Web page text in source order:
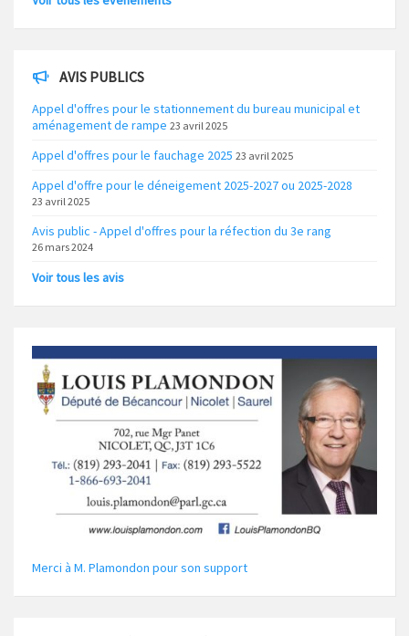
AVIS PUBLICS
Appel d'offres pour le stationnement du bureau municipal et
aménagement de rampe 23 avril 2025
Appel d'offres pour le fauchage 2025 23 avril 2025
Appel d'offre pour le déneigement 2025-2027 ou 2025-2028
23 avril 2025
Avis public - Appel d'offres pour la réfection du 3e rang
26 mars 2024
Voir tous les avis
Merci à M. Plamondon pour son support